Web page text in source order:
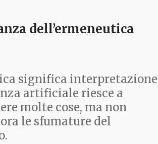
dell’ermeneutica
significa
artificiale riesce a
molte cose, ma non
le sfumature del